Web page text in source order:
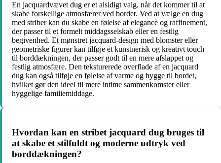
En jacquardvævet dug er et alsidigt valg, når det kommer til at
skabe forskellige atmosfærer ved bordet. Ved at vælge en dug
med striber kan du skabe en følelse af elegance og raffinement,
der passer til et formelt middagsselskab eller en festlig
begivenhed. Et mønstret jacquard-design med blomster eller
geometriske figurer kan tilføje et kunstnerisk og kreativt touch
til borddækningen, der passer godt til en mere afslappet og
festlig atmosfære. Den teksturerede overflade af en jacquard
dug kan også tilføje en følelse af varme og hygge til bordet,
hvilket gør den ideel til mere intime sammenkomster eller
hyggelige familiemiddage.
Hvordan kan en stribet jacquard dug bruges til
at skabe et stilfuldt og moderne udtryk ved
borddækningen?